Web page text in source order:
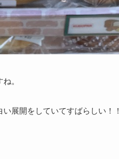
。
展開をしていてすばらしい！！